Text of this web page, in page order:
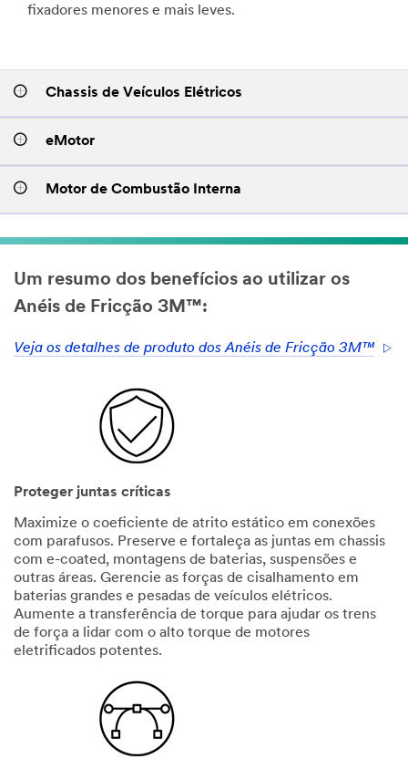
fixadores menores e mais leves.
Chassis de Veículos Elétricos
eMotor
Motor de Combustão Interna
Um resumo dos benefícios ao utilizar os
Anéis de Fricção 3M™:
Veja os detalhes de produto dos Anéis de Fricção 3M™
Proteger juntas críticas
Maximize o coeficiente de atrito estático em conexões
com parafusos. Preserve e fortaleça as juntas em chassis
com e-coated, montagens de baterias, suspensões e
outras áreas. Gerencie as forças de cisalhamento em
baterias grandes e pesadas de veículos elétricos.
Aumente a transferência de torque para ajudar os trens
de força a lidar com o alto torque de motores
eletrificados potentes.